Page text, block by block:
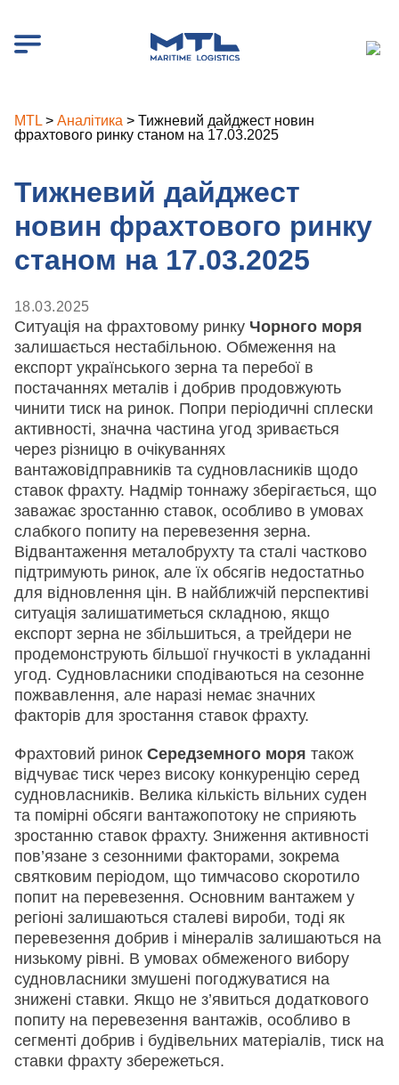
MTL > Аналітика > Тижневий дайджест новин
фрахтового ринку станом на 17.03.2025
Тижневий дайджест
новин фрахтового ринку
станом на 17.03.2025
18.03.2025
Ситуація на фрахтовому ринку Чорного моря
залишається нестабільною. Обмеження на
експорт українського зерна та перебої в
постачаннях металів і добрив продовжують
чинити тиск на ринок. Попри періодичні сплески
активності, значна частина угод зривається
через різницю в очікуваннях
вантажовідправників та судновласників щодо
ставок фрахту. Надмір тоннажу зберігається, що
заважає зростанню ставок, особливо в умовах
слабкого попиту на перевезення зерна.
Відвантаження металобрухту та сталі частково
підтримують ринок, але їх обсягів недостатньо
для відновлення цін. В найближчій перспективі
ситуація залишатиметься складною, якщо
експорт зерна не збільшиться, а трейдери не
продемонструють більшої гнучкості в укладанні
угод. Судновласники сподіваються на сезонне
пожвавлення, але наразі немає значних
факторів для зростання ставок фрахту.
Фрахтовий ринок Середземного моря також
відчуває тиск через високу конкуренцію серед
судновласників. Велика кількість вільних суден
та помірні обсяги вантажопотоку не сприяють
зростанню ставок фрахту. Зниження активності
пов’язане з сезонними факторами, зокрема
святковим періодом, що тимчасово скоротило
попит на перевезення. Основним вантажем у
регіоні залишаються сталеві вироби, тоді як
перевезення добрив і мінералів залишаються на
низькому рівні. В умовах обмеженого вибору
судновласники змушені погоджуватися на
знижені ставки. Якщо не з’явиться додаткового
попиту на перевезення вантажів, особливо в
сегменті добрив і будівельних матеріалів, тиск на
ставки фрахту збережеться.